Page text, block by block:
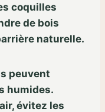
coquilles
de bois
naturelle.
peuvent
humides.
évitez les